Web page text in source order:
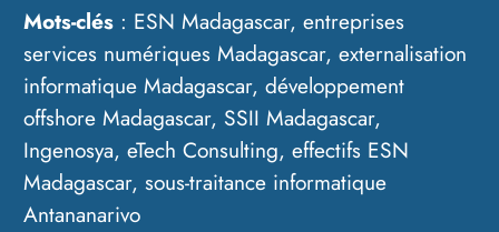
Mots-clés : ESN Madagascar, entreprises
services numériques Madagascar, externalisation
informatique Madagascar, développement
offshore Madagascar, SSII Madagascar,
Ingenosya, eTech Consulting, effectifs ESN
Madagascar, sous-traitance informatique
Antananarivo